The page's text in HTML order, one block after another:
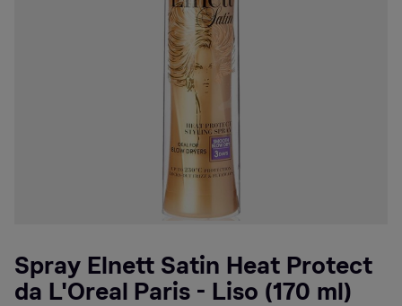
Spray Elnett Satin Heat Protect
da L'Oreal Paris - Liso (170 ml)